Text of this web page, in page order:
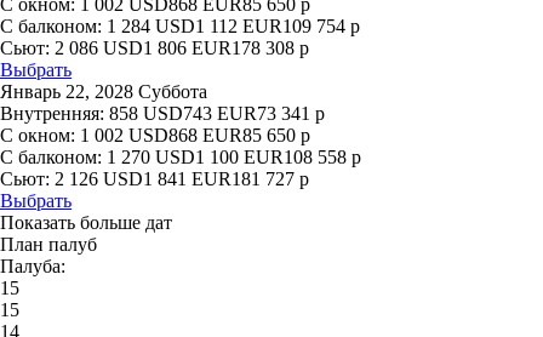
С балконом: 1 284 USD1 112 EUR109 754 р
Сьют: 2 086 USD1 806 EUR178 308 р
Выбрать
Январь 22, 2028 Суббота
Внутренняя: 858 USD743 EUR73 341 р
С окном: 1 002 USD868 EUR85 650 р
С балконом: 1 270 USD1 100 EUR108 558 р
Сьют: 2 126 USD1 841 EUR181 727 р
Выбрать
Показать больше дат
План палуб
Палуба:
15
15
14